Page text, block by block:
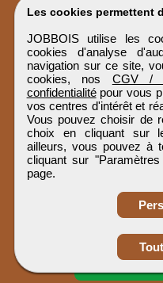
Les cookies permettent
JOBBOIS utilise les
cookies d'analyse
navigation sur ce site,
cookies, nos CGV /
confidentialitépour vous
vos centres d'intérêt et
Vous pouvez choisir de
choix en cliquant sur
ailleurs, vous pouvez à
cliquant sur
page.
Tous droits